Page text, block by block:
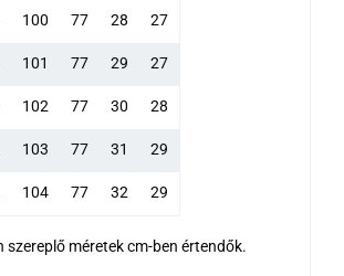
100 77 28 27
101 77 29 27
102 77 30 28
103 77 31 29
104 77 32 29
méretek cm-ben értendők.